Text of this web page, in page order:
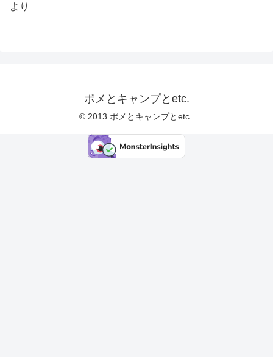
より
ポメとキャンプとetc.
© 2013 ポメとキャンプとetc..